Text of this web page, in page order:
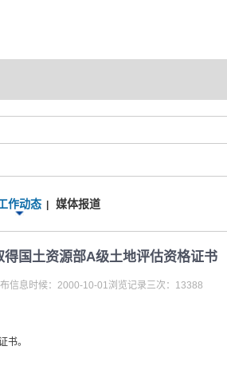
作动态 媒体报道
得国土资源部A级土地评估资格证书
信息时候：2000-10-01浏览记录三次：13388
书。